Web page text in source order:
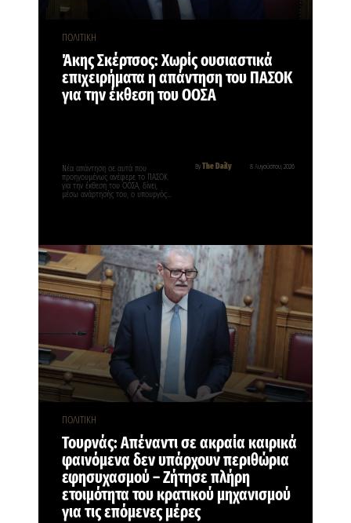
ΠΟΛΙΤΙΚΗ
Άκης Σκέρτσος: Χωρίς ουσιαστικά
επιχειρήματα η απάντηση του ΠΑΣΟΚ
για την έκθεση του ΟΟΣΑ
By The Daily 8 Αυγούστου, 2026
Νέα απάντηση σε αυτά που
προηγουμένως ανέφερε το ΠΑΣΟΚ
για την έκθεση του ΟΟΣΑ, δίνει,
μέσω ανάρτησής του, ο υπουργός…
ΠΟΛΙΤΙΚΗ
Τουρνάς: Απέναντι σε ακραία καιρικά
φαινόμενα δεν υπάρχουν περιθώρια
εφησυχασμού – Ζήτησε πλήρη
ετοιμότητα του κρατικού μηχανισμού
για τις επόμενες μέρες